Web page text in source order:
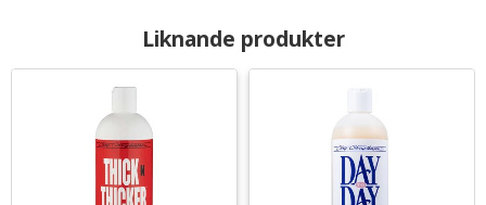
Liknande produkter